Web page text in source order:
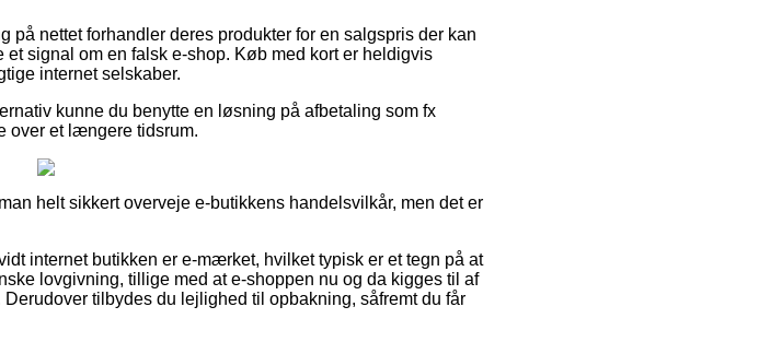
på nettet forhandler deres produkter for en salgspris der kan
signal om en falsk e-shop. Køb med kort er heldigvis
internet selskaber.
kunne du benytte en løsning på afbetaling som fx
over et længere tidsrum.
helt sikkert overveje e-butikkens handelsvilkår, men det er
internet butikken er e-mærket, hvilket typisk er et tegn på at
lovgivning, tillige med at e-shoppen nu og da kigges til af
tilbydes du lejlighed til opbakning, såfremt du får